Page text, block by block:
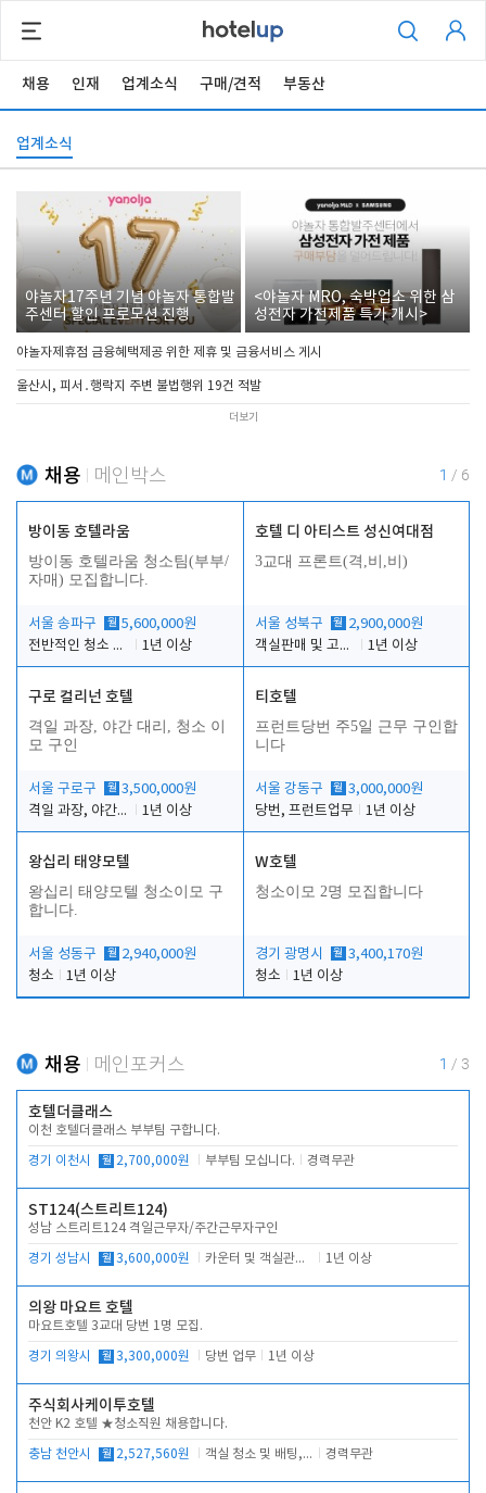
채용 인재 업계소식 구매/견적 부동산
업계소식
야놀자17주년 기념 야놀자 통합발
주센터 할인 프로모션 진행
<야놀자 MRO, 숙박업소 위한 삼
성전자 가전제품 특가 개시>
야놀자제휴점 금융혜택제공 위한 제휴 및 금융서비스 게시
울산시, 피서․행락지 주변 불법행위 19건 적발
더보기
채용 메인박스 1 / 6
방이동 호텔라움
방이동 호텔라움 청소팀(부부/
자매) 모집합니다.
서울 송파구 월 5,600,000원
전반적인 청소 업무(객실청소.객실정리)
1년 이상
호텔 디 아티스트 성신여대점
3교대 프론트(격,비,비)
서울 성북구 월 2,900,000원
객실판매 및 고객응대
1년 이상
구로 컬리넌 호텔
격일 과장, 야간 대리, 청소 이
모 구인
서울 구로구 월 3,500,000원
격일 과장, 야간 대리, 청소 이모
1년 이상
티호텔
프런트당번 주5일 근무 구인합
니다
서울 강동구 월 3,000,000원
당번, 프런트업무
1년 이상
왕십리 태양모텔
왕십리 태양모텔 청소이모 구
합니다.
서울 성동구 월 2,940,000원
청소
1년 이상
W호텔
청소이모 2명 모집합니다
경기 광명시 월 3,400,170원
청소
1년 이상
채용 메인포커스 1 / 3
호텔더클래스
이천 호텔더클래스 부부팀 구합니다.
경기 이천시 월 2,700,000원 부부팀 모십니다. 경력무관
ST124(스트리트124)
성남 스트리트124 격일근무자/주간근무자구인
경기 성남시 월 3,600,000원 카운터 및 객실관리 전반 1년 이상
의왕 마요트 호텔
마요트호텔 3교대 당번 1명 모집.
경기 의왕시 월 3,300,000원 당번 업무 1년 이상
주식회사케이투호텔
천안 K2 호텔 ★청소직원 채용합니다.
충남 천안시 월 2,527,560원 객실 청소 및 배팅, 주변 시설 청소 경력무관